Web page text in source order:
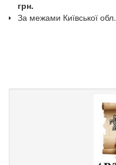
грн.
За межами Київської обл.